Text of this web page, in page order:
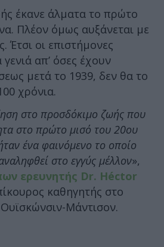
έκανε άλματα το πρώτο
Πλέον όμως αυξάνεται με
οι επιστήμονες
γενιά απ’ όσες έχουν
μετά το 1939, δεν θα το
χρόνια.
στο προσδόκιμο ζωής που
στο πρώτο μισό του 20ου
ένα φαινόμενο το οποίο
στο εγγύς μέλλον»,
ερευνητής Dr. Héctor
καθηγητής στο
Μάντισον.